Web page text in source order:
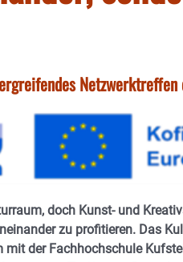
doch Kunst- und
zu profitieren. Das
mit der Fachhochschule